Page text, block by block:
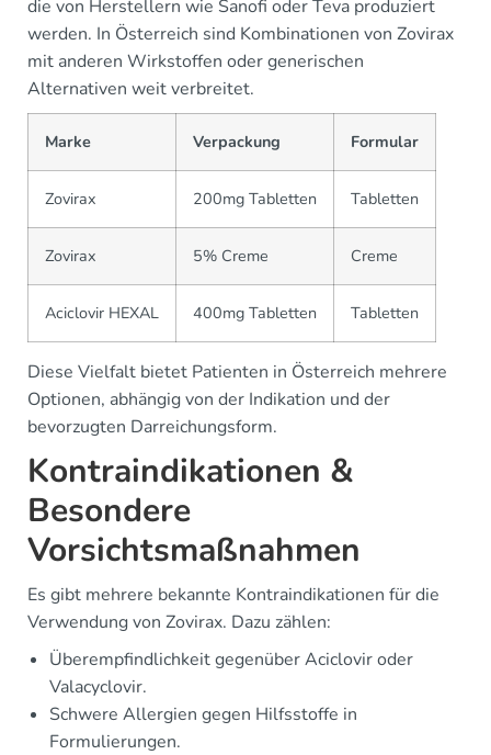
die von Herstellern wie Sanofi oder Teva produziert
werden. In Österreich sind Kombinationen von Zovirax
mit anderen Wirkstoffen oder generischen
Alternativen weit verbreitet.
Marke Verpackung Formular
Zovirax 200mg Tabletten Tabletten
Zovirax 5% Creme Creme
Aciclovir HEXAL 400mg Tabletten Tabletten
Diese Vielfalt bietet Patienten in Österreich mehrere
Optionen, abhängig von der Indikation und der
bevorzugten Darreichungsform.
Kontraindikationen &
Besondere
Vorsichtsmaßnahmen
Es gibt mehrere bekannte Kontraindikationen für die
Verwendung von Zovirax. Dazu zählen:
Überempfindlichkeit gegenüber Aciclovir oder
Valacyclovir.
Schwere Allergien gegen Hilfsstoffe in
Formulierungen.